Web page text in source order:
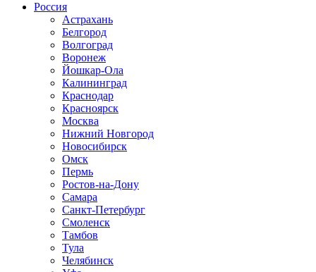
Россия
Астрахань
Белгород
Волгоград
Воронеж
Йошкар-Ола
Калининград
Краснодар
Красноярск
Москва
Нижний Новгород
Новосибирск
Омск
Пермь
Ростов-на-Дону
Самара
Санкт-Петербург
Смоленск
Тамбов
Тула
Челябинск